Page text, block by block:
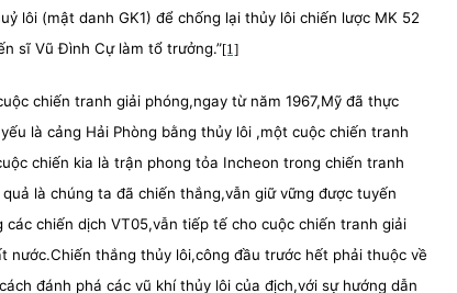
lôi (mật danh GK1) để chống lại thủy lôi chiến lược MK 52
sĩ Vũ Đình Cự làm tổ trưởng.”[1]
chiến tranh giải phóng,ngay từ năm 1967,Mỹ đã thực
là cảng Hải Phòng bằng thủy lôi ,một cuộc chiến tranh
chiến kia là trận phong tỏa Incheon trong chiến tranh
là chúng ta đã chiến thắng,vẫn giữ vững được tuyến
chiến dịch VT05,vẫn tiếp tế cho cuộc chiến tranh giải
thắng thủy lôi,công đầu trước hết phải thuộc về
đánh phá các vũ khí thủy lôi của địch,với sự hướng dẫn